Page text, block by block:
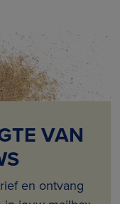
VAN
en ontvang